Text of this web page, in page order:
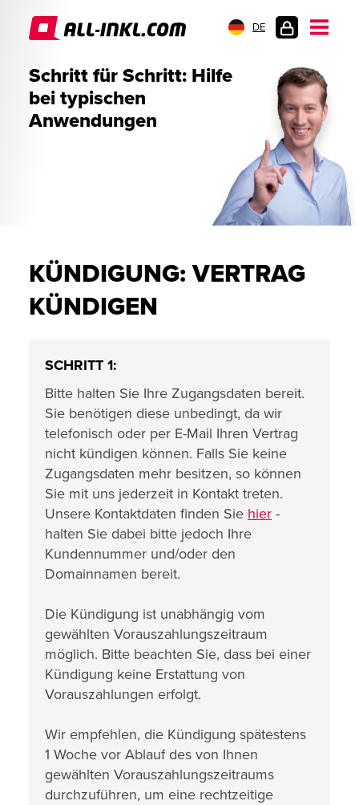
DE
Schritt für Schritt: Hilfe
bei typischen
Anwendungen
KÜNDIGUNG: VERTRAG
KÜNDIGEN
SCHRITT 1:
Bitte halten Sie Ihre Zugangsdaten bereit.
Sie benötigen diese unbedingt, da wir
telefonisch oder per E-Mail Ihren Vertrag
nicht kündigen können. Falls Sie keine
Zugangsdaten mehr besitzen, so können
Sie mit uns jederzeit in Kontakt treten.
Unsere Kontaktdaten finden Sie hier -
halten Sie dabei bitte jedoch Ihre
Kundennummer und/oder den
Domainnamen bereit.
Die Kündigung ist unabhängig vom
gewählten Vorauszahlungszeitraum
möglich. Bitte beachten Sie, dass bei einer
Kündigung keine Erstattung von
Vorauszahlungen erfolgt.
Wir empfehlen, die Kündigung spätestens
1 Woche vor Ablauf des von Ihnen
gewählten Vorauszahlungszeitraums
durchzuführen, um eine rechtzeitige